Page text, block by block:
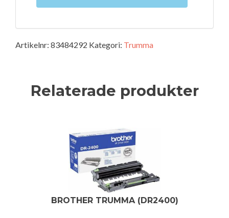
Artikelnr: 83484292 Kategori: Trumma
Relaterade produkter
BROTHER TRUMMA (DR2400)